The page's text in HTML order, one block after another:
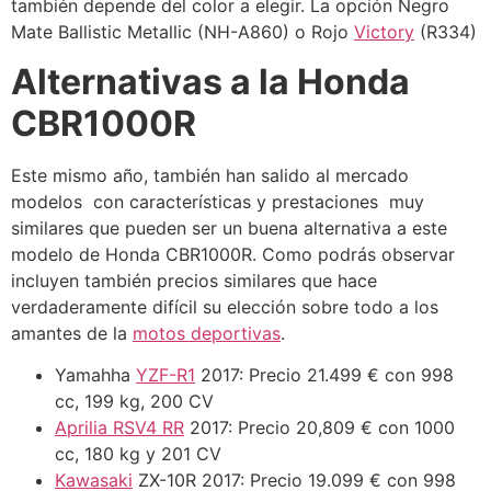
también depende del color a elegir. La opción Negro
Mate Ballistic Metallic (NH-A860) o Rojo Victory (R334)
Alternativas a la Honda
CBR1000R
Este mismo año, también han salido al mercado
modelos con características y prestaciones muy
similares que pueden ser un buena alternativa a este
modelo de Honda CBR1000R. Como podrás observar
incluyen también precios similares que hace
verdaderamente difícil su elección sobre todo a los
amantes de la motos deportivas.
Yamahha YZF-R1 2017: Precio 21.499 € con 998
cc, 199 kg, 200 CV
Aprilia RSV4 RR 2017: Precio 20,809 € con 1000
cc, 180 kg y 201 CV
Kawasaki ZX-10R 2017: Precio 19.099 € con 998